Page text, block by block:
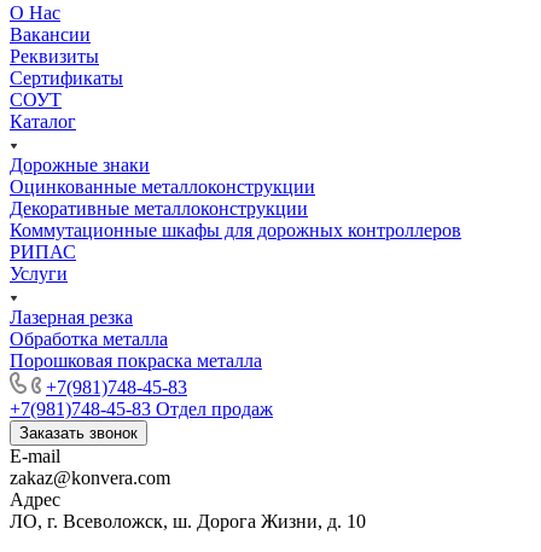
О Нас
Вакансии
Реквизиты
Сертификаты
СОУТ
Каталог
Дорожные знаки
Оцинкованные металлоконструкции
Декоративные металлоконструкции
Коммутационные шкафы для дорожных контроллеров
РИПАС
Услуги
Лазерная резка
Обработка металла
Порошковая покраска металла
+7(981)748-45-83
+7(981)748-45-83 Отдел продаж
Заказать звонок
E-mail
zakaz@konvera.com
Адрес
ЛО, г. Всеволожск, ш. Дорога Жизни, д. 10